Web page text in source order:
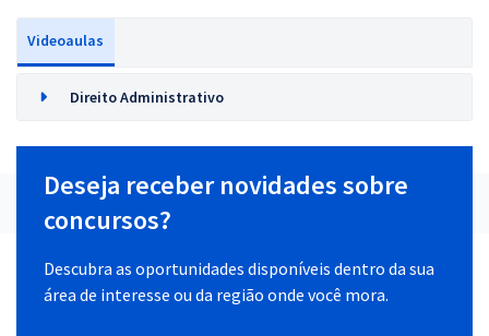
Videoaulas
Direito Administrativo
Deseja receber novidades sobre
concursos?
Descubra as oportunidades disponíveis dentro da sua
área de interesse ou da região onde você mora.